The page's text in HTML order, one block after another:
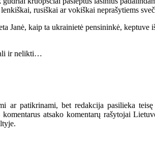
rusiškai ar vokiškai neprašytiems
Janė, kaip ta ukrainietė pensininkė,
ir nelikti…
ar patikrinami, bet redakcija pasilieka
atsako komentarų rašytojai